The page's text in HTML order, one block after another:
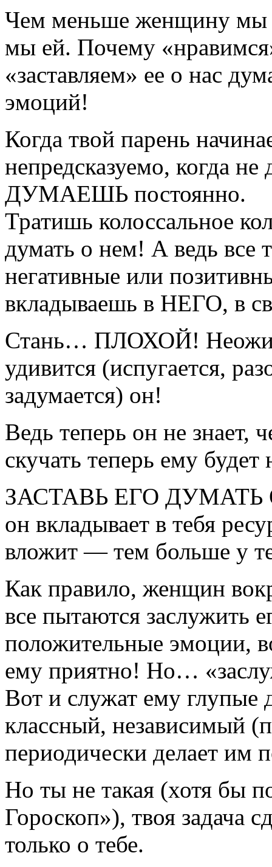
Чем меньше женщину мы
мы ей. Почему
«заставляем» ее о нас
эмоций!
Когда твой парень
непредсказуемо, когда
ДУМАЕШЬ постоянно.
Тратишь колоссальное
думать о нем! А ведь
негативные или
вкладываешь в НЕГО, в
Стань… ПЛОХОЙ!
удивится (испугается,
задумается) он!
Ведь теперь он не знает,
скучать теперь ему будет
ЗАСТАВЬ ЕГО ДУМАТЬ
он вкладывает в тебя
вложит — тем больше у
Как правило, женщин
все пытаются заслужить
положительные эмоции,
ему приятно! Но…
Вот и служат ему
классный, независимый
периодически делает им
Но ты не такая (хотя бы
Гороскоп»), твоя задача
только о тебе.